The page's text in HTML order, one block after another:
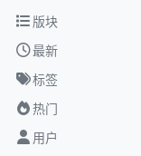
跳转至内容
版块
最新
标签
热门
用户